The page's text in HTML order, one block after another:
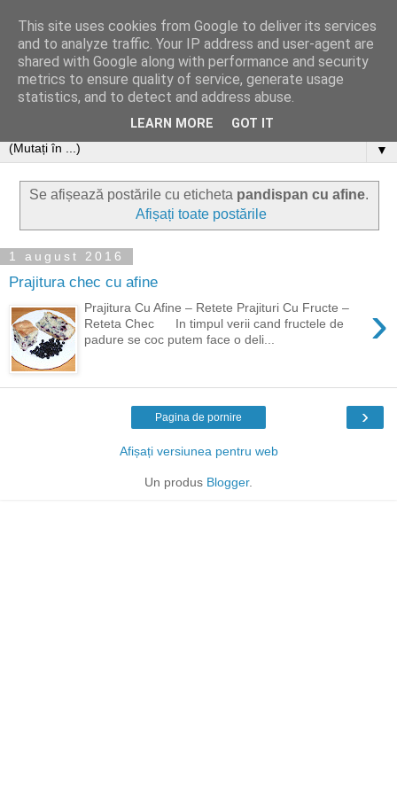
▼
Se afișează postările cu eticheta pandispan cu afine.
Afișați toate postările
1 august 2016
Prajitura chec cu afine
›
Prajitura Cu Afine – Retete Prajituri Cu Fructe –
Reteta Chec In timpul verii cand fructele de
padure se coc putem face o deli...
›
Pagina de pornire
Afișați versiunea pentru web
Un produs Blogger.
This site uses cookies from Google to deliver its services
and to analyze traffic. Your IP address and user-agent are
shared with Google along with performance and security
metrics to ensure quality of service, generate usage
statistics, and to detect and address abuse.
LEARN MORE GOT IT